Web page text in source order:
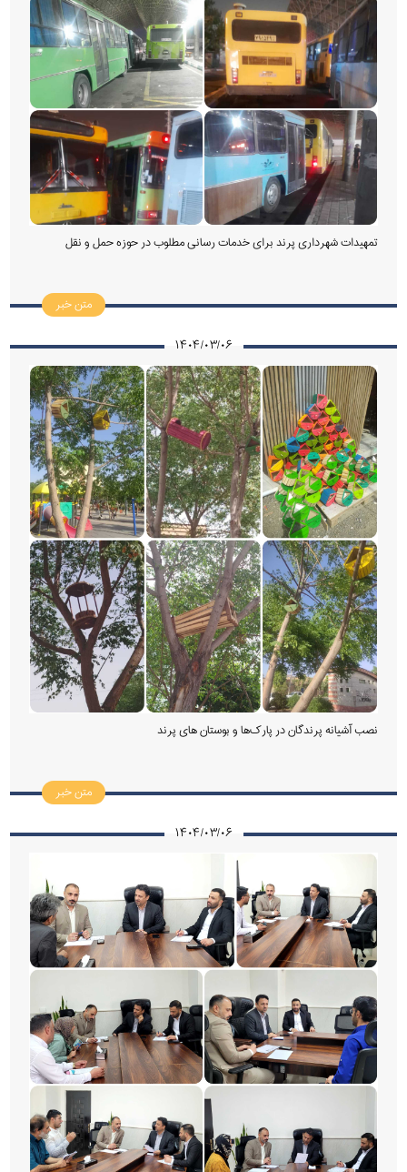
تمهیدات شهرداری پرند برای خدمات رسانی مطلوب در حوزه حمل و نقل
متن خبر
۱۴۰۴/۰۳/۰۶
نصب آشیانه پرندگان در پارک‌ها و بوستان های پرند
متن خبر
۱۴۰۴/۰۳/۰۶